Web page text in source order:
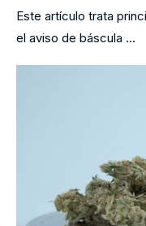
Este artículo trata
el aviso de báscula ...